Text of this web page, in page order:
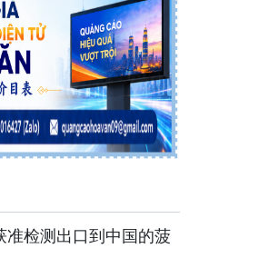
准检测出口到中国的菠